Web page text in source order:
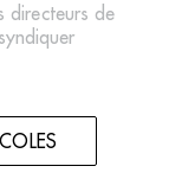
directeurs de